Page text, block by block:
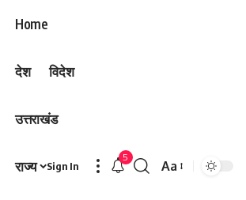
Home
देश विदेश
उत्तराखंड
राज्य Sign In
5
Font
Aa